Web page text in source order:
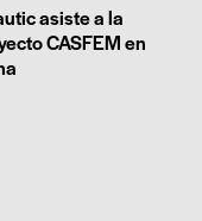
asiste a la
CASFEM en